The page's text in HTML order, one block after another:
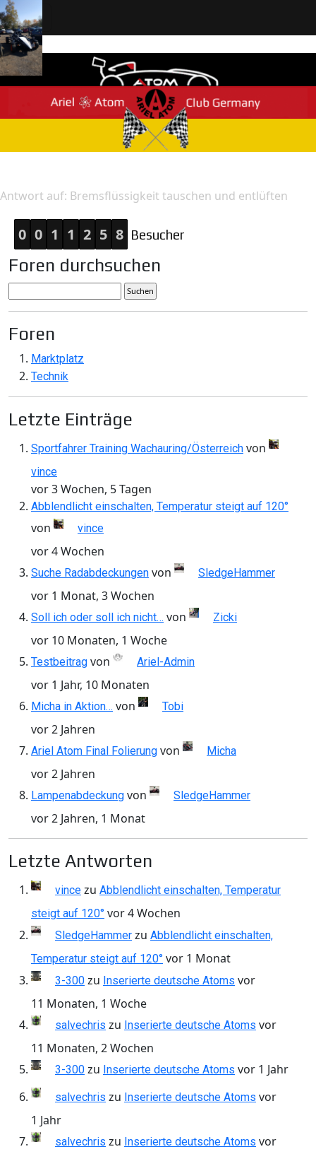
Antwort auf: Bremsflüssigkeit tauschen und entlüften
0 0 1 1 2 5 8 Besucher
Foren durchsuchen
Foren
Marktplatz
Technik
Letzte Einträge
Sportfahrer Training Wachauring/Österreich von
vince
vor 3 Wochen, 5 Tagen
Abblendlicht einschalten, Temperatur steigt auf 120°
von vince
vor 4 Wochen
Suche Radabdeckungen von SledgeHammer
vor 1 Monat, 3 Wochen
Soll ich oder soll ich nicht… von Zicki
vor 10 Monaten, 1 Woche
Testbeitrag von Ariel-Admin
vor 1 Jahr, 10 Monaten
Micha in Aktion… von Tobi
vor 2 Jahren
Ariel Atom Final Folierung von Micha
vor 2 Jahren
Lampenabdeckung von SledgeHammer
vor 2 Jahren, 1 Monat
Letzte Antworten
vince zu Abblendlicht einschalten, Temperatur
steigt auf 120° vor 4 Wochen
SledgeHammer zu Abblendlicht einschalten,
Temperatur steigt auf 120° vor 1 Monat
3-300 zu Inserierte deutsche Atoms vor
11 Monaten, 1 Woche
salvechris zu Inserierte deutsche Atoms vor
11 Monaten, 2 Wochen
3-300 zu Inserierte deutsche Atoms vor 1 Jahr
salvechris zu Inserierte deutsche Atoms vor
1 Jahr
salvechris zu Inserierte deutsche Atoms vor